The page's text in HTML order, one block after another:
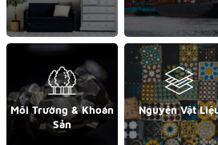
Môi Trường & Khoán
Sản
Nguyên Vật